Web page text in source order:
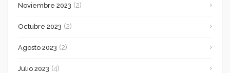
Noviembre 2023 (2)
Octubre 2023 (2)
Agosto 2023 (2)
Julio 2023 (4)